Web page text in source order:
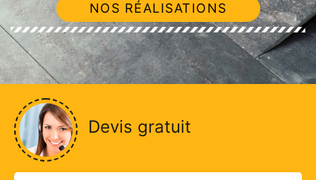
NOS RÉALISATIONS
Devis gratuit